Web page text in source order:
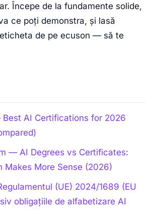
Începe de la fundamente solide,
ce poți demonstra, și lasă
de pe ecuson — să te
AI Certifications for 2026
— AI Degrees vs Certificates:
Makes More Sense (2026)
(UE) 2024/1689 (EU
obligațiile de alfabetizare AI